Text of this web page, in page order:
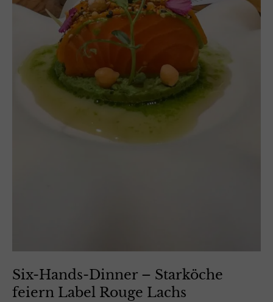
Six-Hands-Dinner – Starköche
feiern Label Rouge Lachs